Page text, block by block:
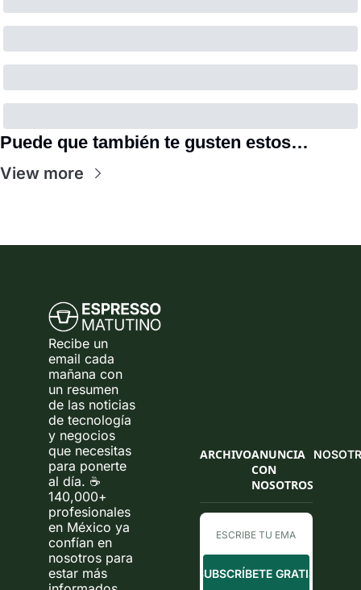
Puede que también te gusten estos…
View more
Recibe un
email cada
mañana con
un resumen
de las noticias
de tecnología
y negocios
que necesitas
para ponerte
al día. ☕
140,000+
profesionales
en México ya
confían en
nosotros para
estar más
ARCHIVOANUNCIA
CON
NOSOTROS
SUBSCRÍBETE GRATIS